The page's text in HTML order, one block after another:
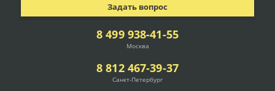
8 499 938-41-55
Москва
8 812 467-39-37
Санкт-Петербург
Задать вопрос